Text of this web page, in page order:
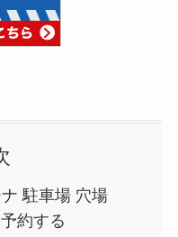
駐車場 穴場
約する